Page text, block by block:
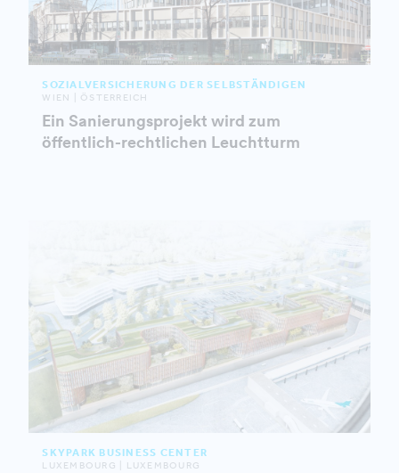
SOZIALVERSICHERUNG DER SELBSTÄNDIGEN
WIEN | ÖSTERREICH
Ein Sanierungsprojekt wird zum
öffentlich-rechtlichen Leuchtturm
SKYPARK BUSINESS CENTER
LUXEMBOURG | LUXEMBOURG